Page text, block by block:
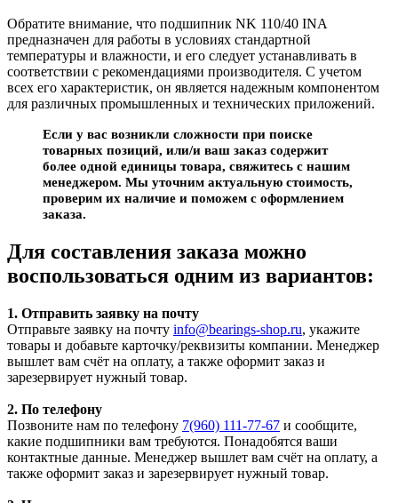
Обратите внимание, что подшипник NK 110/40 INA
предназначен для работы в условиях стандартной
температуры и влажности, и его следует устанавливать в
соответствии с рекомендациями производителя. С учетом
всех его характеристик, он является надежным компонентом
для различных промышленных и технических приложений.
Если у вас возникли сложности при поиске
товарных позиций, или/и ваш заказ содержит
более одной единицы товара, свяжитесь с нашим
менеджером. Мы уточним актуальную стоимость,
проверим их наличие и поможем с оформлением
заказа.
Для составления заказа можно
воспользоваться одним из вариантов:
1. Отправить заявку на почту
Отправьте заявку на почту info@bearings-shop.ru, укажите
товары и добавьте карточку/реквизиты компании. Менеджер
вышлет вам счёт на оплату, а также оформит заказ и
зарезервирует нужный товар.
2. По телефону
Позвоните нам по телефону 7(960) 111-77-67 и сообщите,
какие подшипники вам требуются. Понадобятся ваши
контактные данные. Менеджер вышлет вам счёт на оплату, а
также оформит заказ и зарезервирует нужный товар.